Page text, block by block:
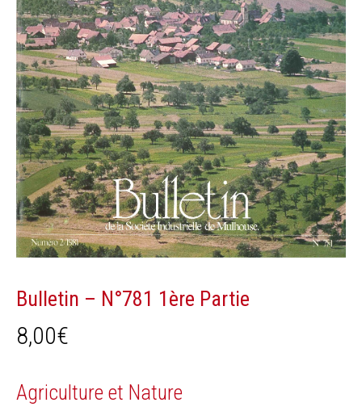
Bulletin – N°781 1ère Partie
8,00€
Agriculture et Nature